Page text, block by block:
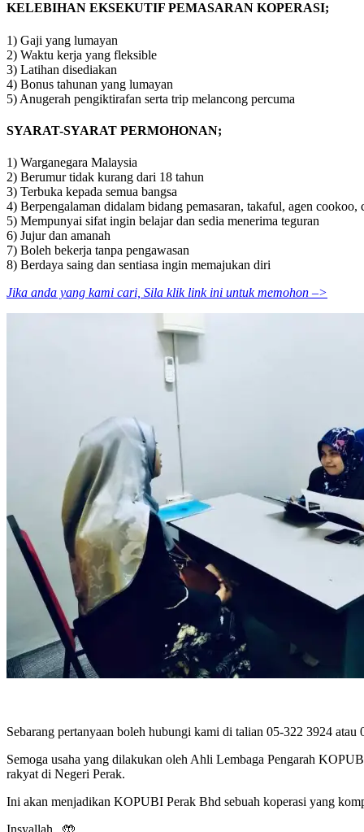
KELEBIHAN EKSEKUTIF PEMASARAN KOPERASI;
1) Gaji yang lumayan
2) Waktu kerja yang fleksible
3) Latihan disediakan
4) Bonus tahunan yang lumayan
5) Anugerah pengiktirafan serta trip melancong percuma
SYARAT-SYARAT PERMOHONAN;
1) Warganegara Malaysia
2) Berumur tidak kurang dari 18 tahun
3) Terbuka kepada semua bangsa
4) Berpengalaman didalam bidang pemasaran, takaful, agen
5) Mempunyai sifat ingin belajar dan sedia menerima teguran
6) Jujur dan amanah
7) Boleh bekerja tanpa pengawasan
8) Berdaya saing dan sentiasa ingin memajukan diri
Jika anda yang kami cari, Sila klik link ini untuk memohon –>
Sebarang pertanyaan boleh hubungi kami di talian 05-322 3924
Semoga usaha yang dilakukan oleh Ahli Lembaga Pengarah
rakyat di Negeri Perak.
Ini akan menjadikan KOPUBI Perak Bhd sebuah koperasi yang
Insyallah.. 🤲